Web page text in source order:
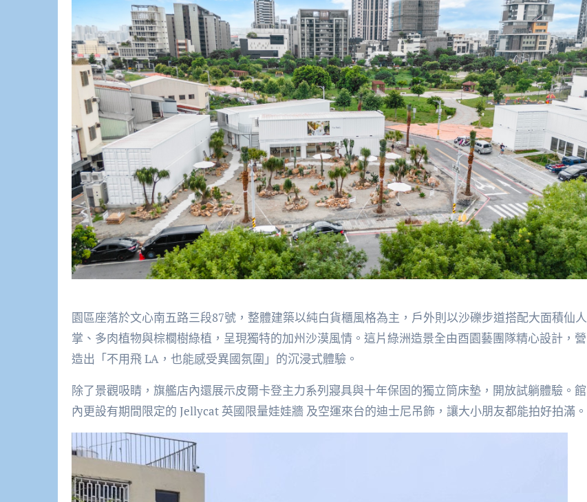
園區座落於文心南五路三段87號，整體建築以純白貨櫃風格為主，戶外則以沙礫步道搭配大面積仙人
掌、多肉植物與棕櫚樹綠植，呈現獨特的加州沙漠風情。這片綠洲造景全由酉園藝團隊精心設計，營
造出「不用飛 LA，也能感受異國氛圍」的沉浸式體驗。
除了景觀吸睛，旗艦店內還展示皮爾卡登主力系列寢具與十年保固的獨立筒床墊，開放試躺體驗。館
內更設有期間限定的 Jellycat 英國限量娃娃牆 及空運來台的迪士尼吊飾，讓大小朋友都能拍好拍滿。